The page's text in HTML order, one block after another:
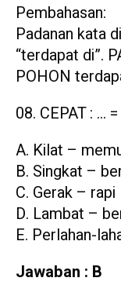
Pembahasan:
Padanan kata
“terdapat di”.
POHON
CEPAT : …
A. Kilat –
B. Singkat –
C. Gerak – rapi
D. Lambat –
E. Perlahan-
Jawaban : B